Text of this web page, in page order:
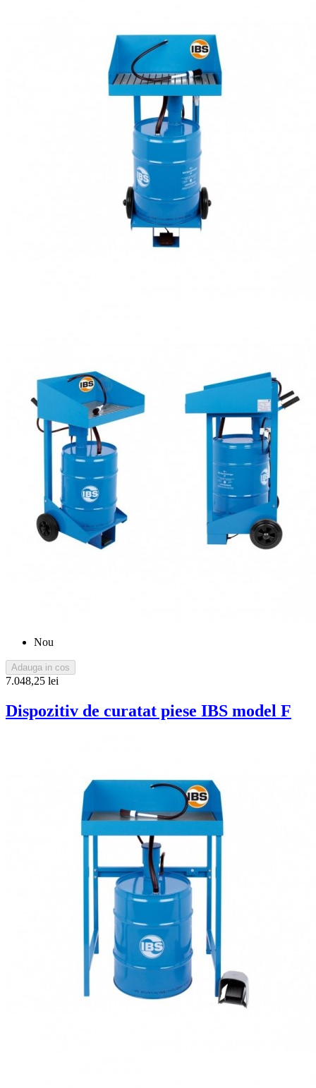
Nou
Adauga in cos
7.048,25 lei
Dispozitiv de curatat piese IBS model F